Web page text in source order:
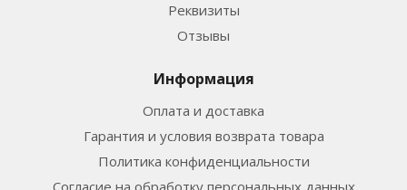
Реквизиты
Отзывы
Информация
Оплата и доставка
Гарантия и условия возврата товара
Политика конфиденциальности
Согласие на обработку персональных данных